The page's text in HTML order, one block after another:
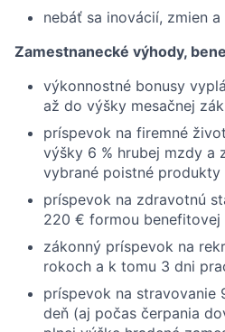
nebáť sa inovácií, zmien
Zamestnanecké výhody,
výkonnostné bonusy
až do výšky mesačnej
príspevok na firemné
výšky 6 % hrubej mzdy a
vybrané poistné produkty
príspevok na zdravotnú
220 € formou
zákonný príspevok na
rokoch a k tomu 3 dni
príspevok na stravovanie
deň (aj počas čerpania